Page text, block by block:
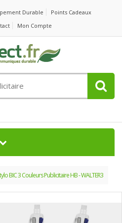
Durable
Points Cadeaux
Mon Compte
BIC 3 Couleurs Publicitaire HB - WALTER3